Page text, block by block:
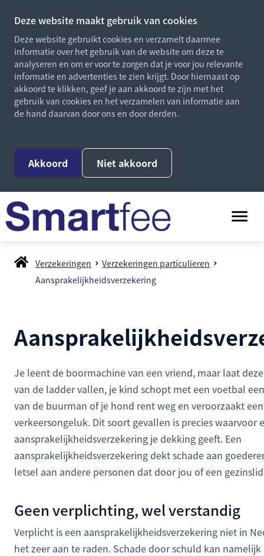
Deze website maakt gebruik van cookies
Deze website gebruikt cookies en verzamelt daarmee
informatie over het gebruik van de website om deze te
analyseren en om er voor te zorgen dat je voor jou relevante
informatie en advertenties te zien krijgt. Door hiernaast op
akkoord te klikken, geef je aan akkoord te zijn met het
gebruik van cookies en het verzamelen van informatie aan
de hand daarvan door ons en door derden.
Akkoord Niet akkoord
Verzekeringen
Verzekeringen particulieren
Aansprakelijkheidsverzekering
Je leent de boormachine van een vriend, maar laat
van de ladder vallen, je kind schopt met een voetbal
van de buurman of je hond rent weg en veroorzaakt een
verkeersongeluk. Dit soort gevallen is precies waarvoor
aansprakelijkheidsverzekering je dekking geeft. Een
aansprakelijkheidsverzekering dekt schade aan
letsel aan andere personen dat door jou of een
Geen verplichting, wel verstandig
Verplicht is een aansprakelijkheidsverzekering niet in
het zeer aan te raden. Schade door schuld kan